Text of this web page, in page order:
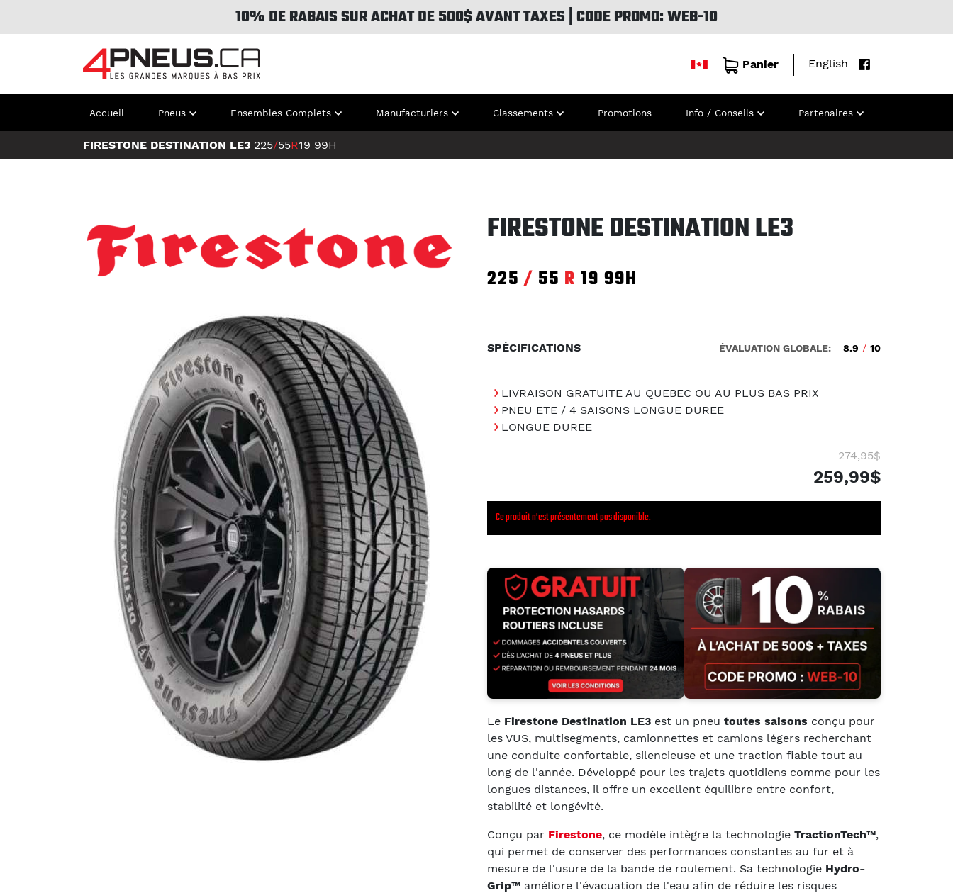
10% DE RABAIS SUR ACHAT DE 500$ AVANT TAXES | CODE PROMO: WEB-10
Panier English
Accueil Pneus Ensembles Complets Manufacturiers Classements Promotions Info / Conseils Partenaires
FIRESTONE DESTINATION LE3 225/55R19 99H
FIRESTONE DESTINATION LE3
225 / 55 R 19 99H
SPÉCIFICATIONS ÉVALUATION GLOBALE: 8.9 / 10
LIVRAISON GRATUITE AU QUEBEC OU AU PLUS BAS PRIX
PNEU ETE / 4 SAISONS LONGUE DUREE
LONGUE DUREE
274,95$
259,99$
Ce produit n'est présentement pas disponible.
Le Firestone Destination LE3 est un pneu toutes saisons conçu pour
les VUS, multisegments, camionnettes et camions légers recherchant
une conduite confortable, silencieuse et une traction fiable tout au
long de l'année. Développé pour les trajets quotidiens comme pour les
longues distances, il offre un excellent équilibre entre confort,
stabilité et longévité.
Conçu par Firestone, ce modèle intègre la technologie TractionTech™,
qui permet de conserver des performances constantes au fur et à
mesure de l'usure de la bande de roulement. Sa technologie Hydro-
Grip™ améliore l'évacuation de l'eau afin de réduire les risques